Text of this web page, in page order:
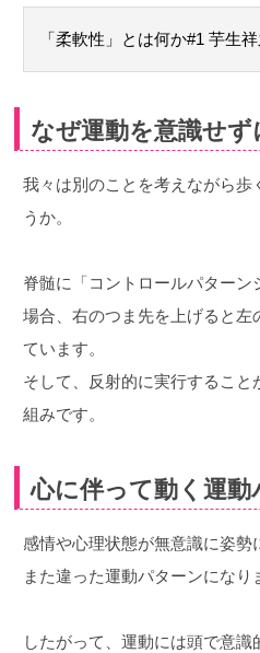
「柔軟性」とは何か#1 芋生祥
なぜ運動を意識せ
我々は別のことを考えながら
うか。
脊髄に「コントロールパター
場合、右のつま先を上げると
ています。
そして、反射的に実行するこ
組みです。
心に伴って動く運動
感情や心理状態が無意識に姿
また違った運動パターンになり
したがって、運動には頭で意